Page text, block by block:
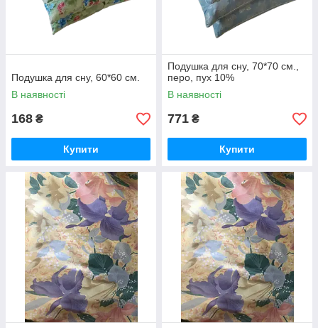
Подушка для сну, 60*60 см.
В наявності
168 ₴
Купити
Подушка для сну, 70*70 см.,
перо, пух 10%
В наявності
771 ₴
Купити